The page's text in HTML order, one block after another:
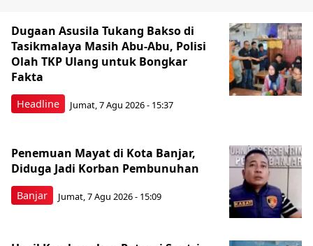
Headline
Dugaan Asusila Tukang Bakso di
Tasikmalaya Masih Abu-Abu, Polisi
Olah TKP Ulang untuk Bongkar
Fakta
Jumat, 7 Agu 2026 - 15:37
Banjar
Penemuan Mayat di Kota Banjar,
Diduga Jadi Korban Pembunuhan
Jumat, 7 Agu 2026 - 15:09